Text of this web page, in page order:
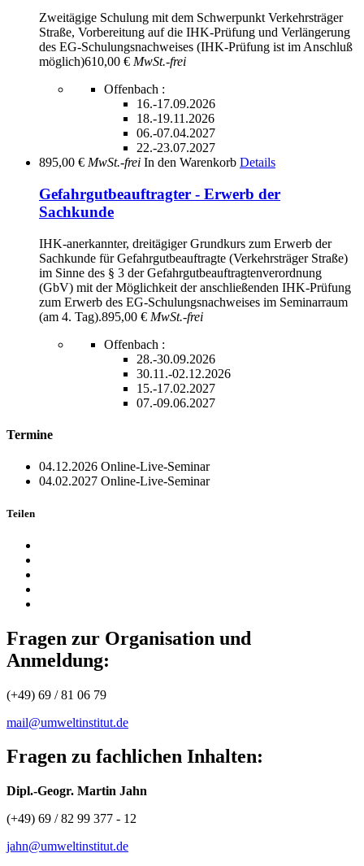
Zweitägige Schulung mit dem Schwerpunkt Verkehrsträger
Straße, Vorbereitung auf die IHK-Prüfung und Verlängerung
des EG-Schulungsnachweises (IHK-Prüfung ist im Anschluß
möglich)610,00 € MwSt.-frei
Offenbach :
16.-17.09.2026
18.-19.11.2026
06.-07.04.2027
22.-23.07.2027
895,00 € MwSt.-frei In den Warenkorb Details
Gefahrgutbeauftragter - Erwerb der
Sachkunde
IHK-anerkannter, dreitägiger Grundkurs zum Erwerb der
Sachkunde für Gefahrgutbeauftragte (Verkehrsträger Straße)
im Sinne des § 3 der Gefahrgutbeauftragtenverordnung
(GbV) mit der Möglichkeit der anschließenden IHK-Prüfung
zum Erwerb des EG-Schulungsnachweises im Seminarraum
(am 4. Tag).895,00 € MwSt.-frei
Offenbach :
28.-30.09.2026
30.11.-02.12.2026
15.-17.02.2027
07.-09.06.2027
Termine
04.12.2026 Online-Live-Seminar
04.02.2027 Online-Live-Seminar
Teilen
Fragen zur Organisation und
Anmeldung:
(+49) 69 / 81 06 79
mail@umweltinstitut.de
Fragen zu fachlichen Inhalten:
Dipl.-Geogr. Martin Jahn
(+49) 69 / 82 99 377 - 12
jahn@umweltinstitut.de